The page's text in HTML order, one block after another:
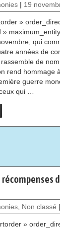
| 19
»
»
qui
années de
de
rend hommage
guerre
qui …
, Non classé |
»